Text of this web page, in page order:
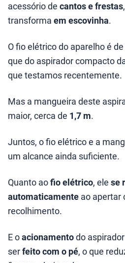
acessório de cantos e frestas
transforma em escovinha.
O fio elétrico do aparelho é
que do aspirador compacto
que testamos recentemente.
Mas a mangueira deste
maior, cerca de 1,7 m.
Juntos, o fio elétrico e a
um alcance ainda suficiente.
Quanto aofio elétrico, ele se
automaticamente ao apertar
recolhimento.
E oacionamentodo
serfeito com o pé, o que